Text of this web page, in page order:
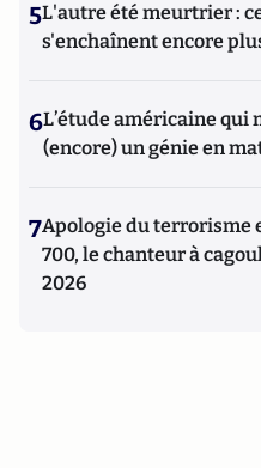
5L'autre été meurtrier :
s'enchaînent encore
6L’étude américaine qui
(encore) un génie en
7Apologie du terrorisme
700, le chanteur à
2026